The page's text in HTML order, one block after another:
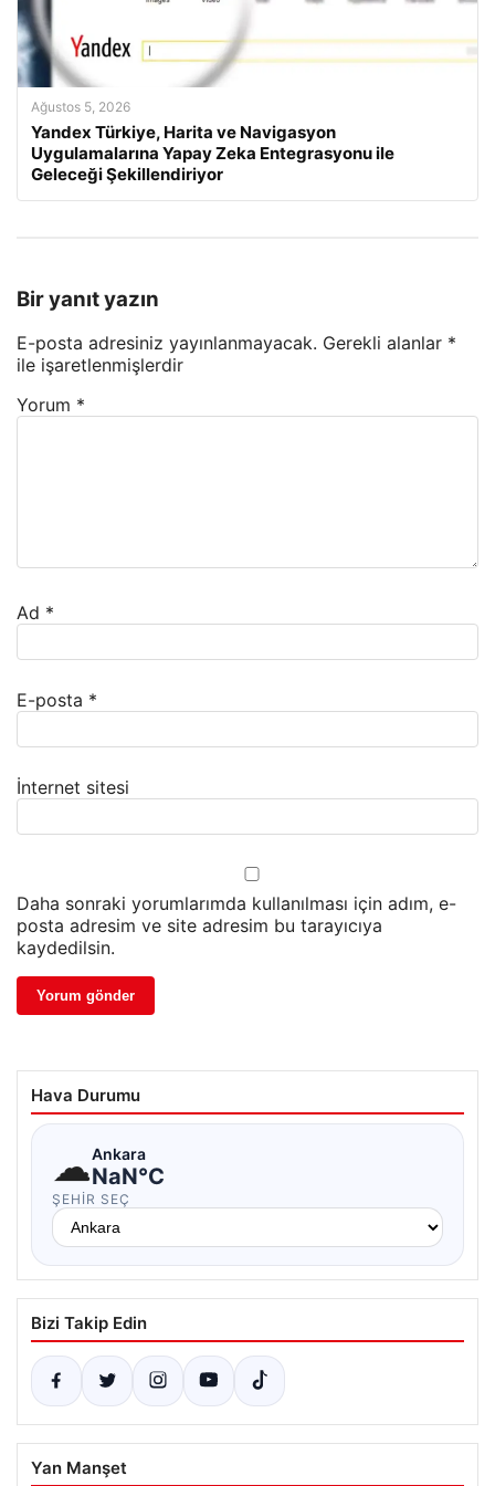
Ağustos 5, 2026
Yandex Türkiye, Harita ve Navigasyon
Uygulamalarına Yapay Zeka Entegrasyonu ile
Geleceği Şekillendiriyor
Bir yanıt yazın
E-posta adresiniz yayınlanmayacak. Gerekli alanlar *
ile işaretlenmişlerdir
Yorum *
Ad *
E-posta *
İnternet sitesi
Daha sonraki yorumlarımda kullanılması için adım, e-
posta adresim ve site adresim bu tarayıcıya
kaydedilsin.
Hava Durumu
☁Ankara
NaN°C
ŞEHIR SEÇ
Bizi Takip Edin
Yan Manşet